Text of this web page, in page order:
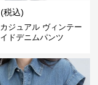
(税込)
ジュアル ヴィンテー
ドデニムパンツ